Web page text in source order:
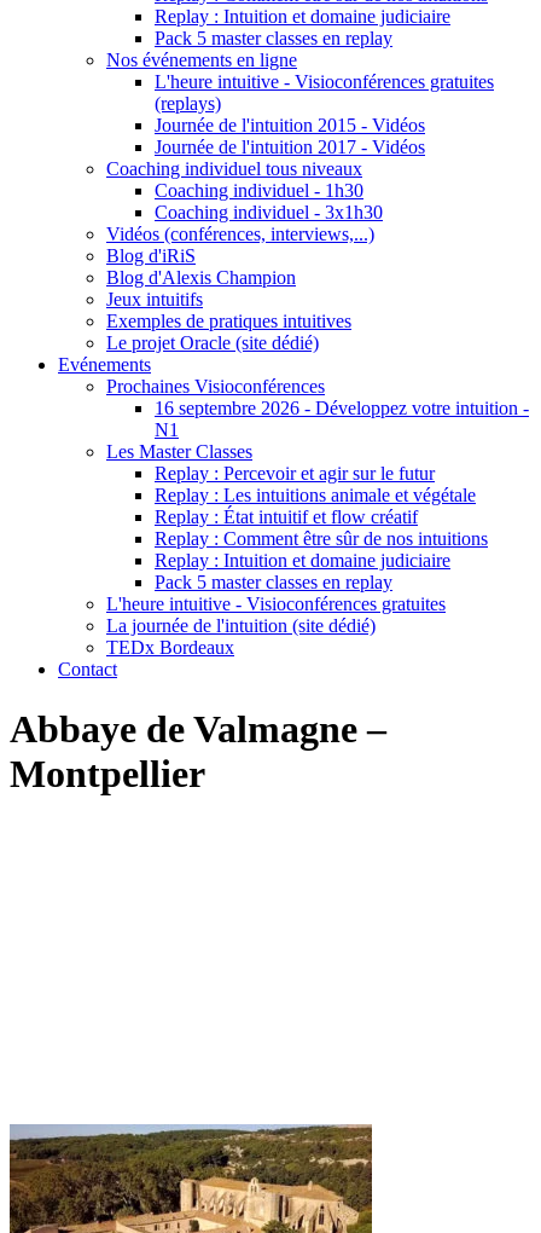
Replay : Intuition et domaine judiciaire
Pack 5 master classes en replay
Nos événements en ligne
L'heure intuitive - Visioconférences gratuites
(replays)
Journée de l'intuition 2015 - Vidéos
Journée de l'intuition 2017 - Vidéos
Coaching individuel tous niveaux
Coaching individuel - 1h30
Coaching individuel - 3x1h30
Vidéos (conférences, interviews,...)
Blog d'iRiS
Blog d'Alexis Champion
Jeux intuitifs
Exemples de pratiques intuitives
Le projet Oracle (site dédié)
Evénements
Prochaines Visioconférences
16 septembre 2026 - Développez votre intuition -
N1
Les Master Classes
Replay : Percevoir et agir sur le futur
Replay : Les intuitions animale et végétale
Replay : État intuitif et flow créatif
Replay : Comment être sûr de nos intuitions
Replay : Intuition et domaine judiciaire
Pack 5 master classes en replay
L'heure intuitive - Visioconférences gratuites
La journée de l'intuition (site dédié)
TEDx Bordeaux
Contact
Abbaye de Valmagne –
Montpellier